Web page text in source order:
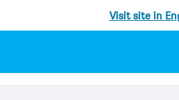
Visit site in